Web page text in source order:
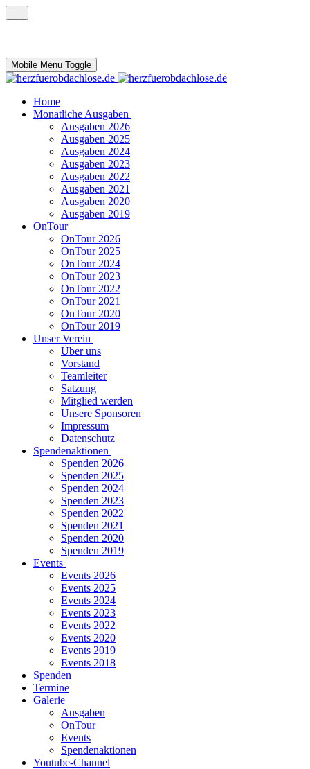
Mobile Menu Toggle
Home
Monatliche Ausgaben
Ausgaben 2026
Ausgaben 2025
Ausgaben 2024
Ausgaben 2023
Ausgaben 2022
Ausgaben 2021
Ausgaben 2020
Ausgaben 2019
OnTour
OnTour 2026
OnTour 2025
OnTour 2024
OnTour 2023
OnTour 2022
OnTour 2021
OnTour 2020
OnTour 2019
Unser Verein
Über uns
Vorstand
Teamleiter
Satzung
Mitglied werden
Unsere Sponsoren
Impressum
Datenschutz
Spendenaktionen
Spenden 2026
Spenden 2025
Spenden 2024
Spenden 2023
Spenden 2022
Spenden 2021
Spenden 2020
Spenden 2019
Events
Events 2026
Events 2025
Events 2024
Events 2023
Events 2022
Events 2020
Events 2019
Events 2018
Spenden
Termine
Galerie
Ausgaben
OnTour
Events
Spendenaktionen
Youtube-Channel